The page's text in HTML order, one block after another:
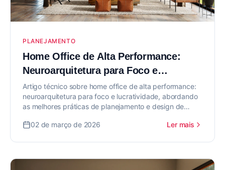
PLANEJAMENTO
Home Office de Alta Performance:
Neuroarquitetura para Foco e
Lucratividade
Artigo técnico sobre home office de alta performance:
neuroarquitetura para foco e lucratividade, abordando
as melhores práticas de planejamento e design de
02 de março de 2026
Ler mais